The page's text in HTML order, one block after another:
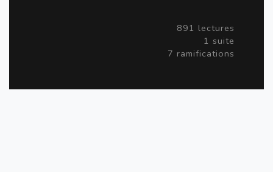
891 lectures
1 suite
7 ramifications